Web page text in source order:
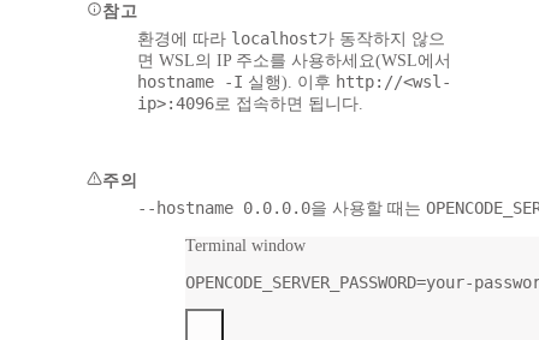
참고
환경에 따라 localhost가 동작하지 않으
면 WSL의 IP 주소를 사용하세요(WSL에서
hostname -I 실행). 이후 http://<wsl-
ip>:4096로 접속하면 됩니다.
주의
--hostname 0.0.0.0을 사용할 때는
Terminal window
OPENCODE_SERVER_PASSWORD=your-